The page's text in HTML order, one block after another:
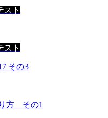
スト
スト
その3
方 その1